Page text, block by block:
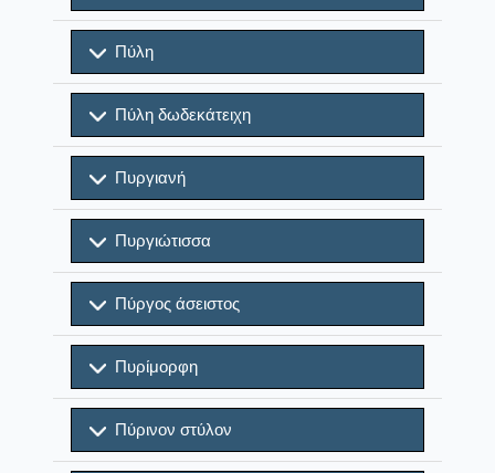
Πύλη
Πύλη δωδεκάτειχη
Πυργιανή
Πυργιώτισσα
Πύργος άσειστος
Πυρίμορφη
Πύρινον στύλον